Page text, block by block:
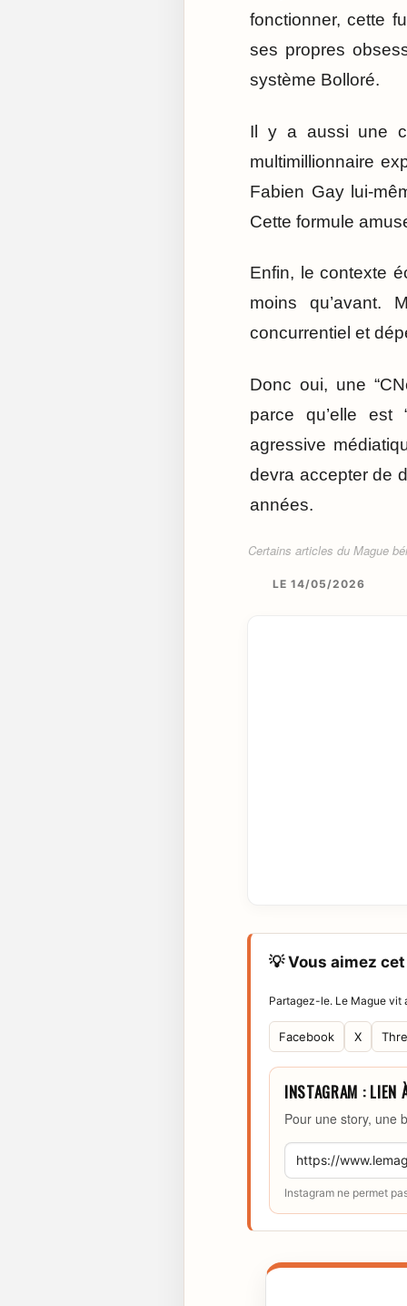
fonctionner, cette
ses propres
système Bolloré.
Il y a aussi une
multimillionnaire
Fabien Gay lui-
Cette formule
Enfin, le contexte
moins qu’avant.
concurrentiel et
Donc oui, une
parce qu’elle est
agressive
devra accepter de
années.
Certains articles du Mague
LE 14/05/2026
💡 Vous aimez
Partagez-le. Le Mague vit
Facebook X
INSTAGRAM : LIEN
Pour une story, une
Instagram ne permet